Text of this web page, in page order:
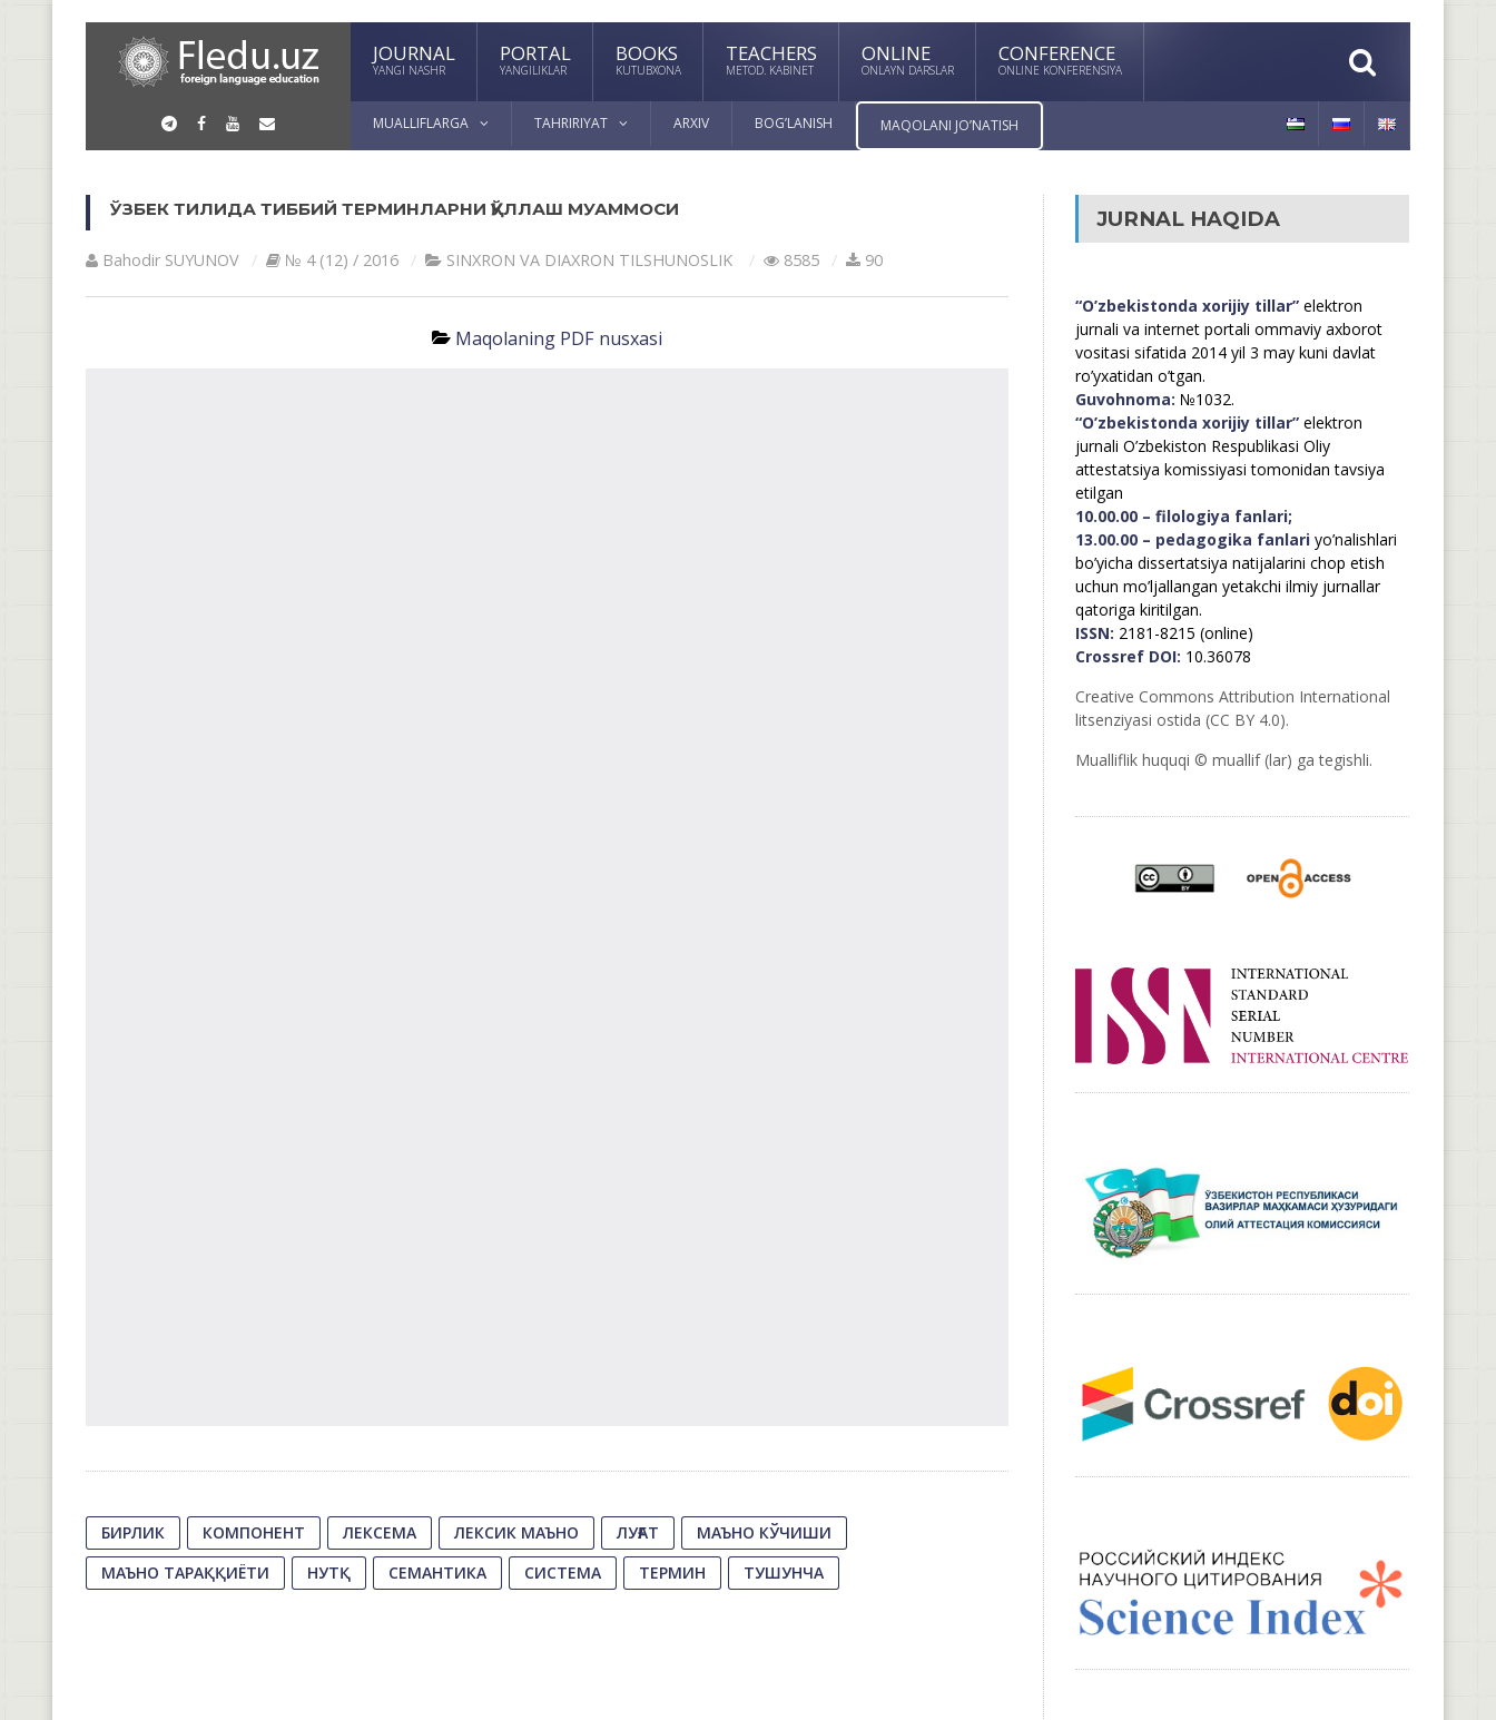
JOURNAL
YANGI NASHR
PORTAL
YANGILIKLAR
BOOKS
KUTUBXONA
TEACHERS
METOD. KABINET
ONLINE
ONLAYN DARSLAR
CONFERENCE
ONLINE KONFERENSIYA
MUALLIFLARGA TAHRIRIYAT ARXIV BOG’LANISH MAQOLANI JO’NATISH
ЎЗБЕК ТИЛИДА ТИББИЙ ТЕРМИНЛАРНИ ҚЎЛЛАШ МУАММОСИ
Bahodir SUYUNOV № 4 (12) / 2016 SINXRON VА DIАXRON TILSHUNOSLIK 8585 90
Maqolaning PDF nusxasi
БИРЛИК КОМПОНЕНТ ЛЕКСЕМА ЛЕКСИК МАЪНО ЛУҒАТ
МАЪНО КЎЧИШИ
МАЪНО ТАРАҚҚИЁТИ
НУТҚ СЕМАНТИКА СИСТЕМА ТЕРМИН ТУШУНЧА
JURNAL HAQIDA
“O’zbekistonda xorijiy tillar”elektron
jurnali va internet portali ommaviy axborot
vositasi sifatida 2014 yil 3 may kuni davlat
ro’yxatidan o’tgan.
Guvohnoma: №1032.
“O’zbekistonda xorijiy tillar”elektron
jurnali O’zbekiston Respublikasi Oliy
attestatsiya komissiyasi tomonidan tavsiya
etilgan
10.00.00 – filologiya fanlari;
13.00.00 – pedagogika fanlariyo’nalishlari
bo’yicha dissertatsiya natijalarini chop etish
uchun mo’ljallangan yetakchi ilmiy jurnallar
qatoriga kiritilgan.
ISSN: 2181-8215 (online)
Crossref DOI: 10.36078
Creative Commons Attribution International
litsenziyasi ostida (CC BY 4.0).
Mualliflik huquqi © muallif (lar) ga tegishli.